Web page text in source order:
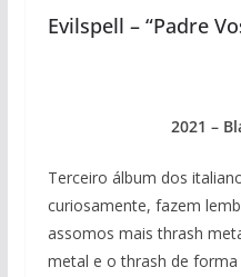
Evilspell – “Padre
2021 –
Terceiro álbum dos
curiosamente, fazem
assomos mais thrash
metal e o thrash de